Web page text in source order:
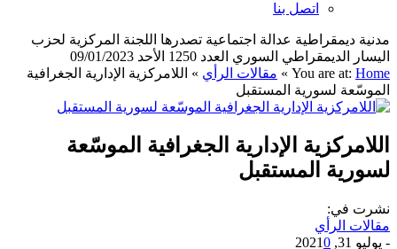
اتصل بنا
مدنية ديمقراطية عدالة اجتماعية تصدرها اللجنة المركزية لحزب
اليسار الديمقراطي السوري العدد 1250 الأحد 09/01/2023
You are at: Home
» مقالات الرأي » اللامركزية الإدارية الجغرافية
الموسّعة لسورية المستقبل
اللامركزية الإدارية الجغرافية الموسّعة
لسورية المستقبل
نشرت في:
مقالات الرأي
- يوليو 31, 2021 0